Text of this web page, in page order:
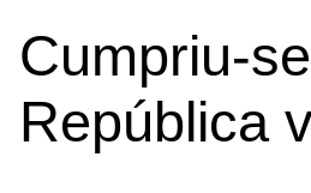
Cumpriu-
República